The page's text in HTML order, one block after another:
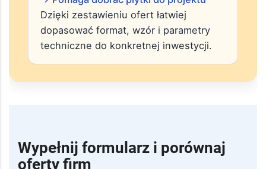
do mieszkań, hoteli, restauracji oraz
przestrzeni komercyjnych.
→ Pomaga dobrać płytki do projektu